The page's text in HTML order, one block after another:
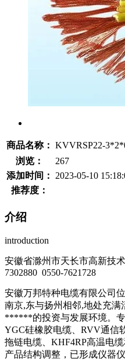
商品名称： KVVRSP22-
浏览：
267
添加时间：
2023-05-10
推荐度：
介绍
introduction
安徽省滁州市天长市高新技
7302880 0550-7621728
安徽万邦特种电缆有限公司
南京,东与扬州相邻,地处充满
******的投资与发展环境。专
YGC硅橡胶电缆、RVV通信
拖链电缆、KHF4RP高温电
产品结构调整，已形成仪器